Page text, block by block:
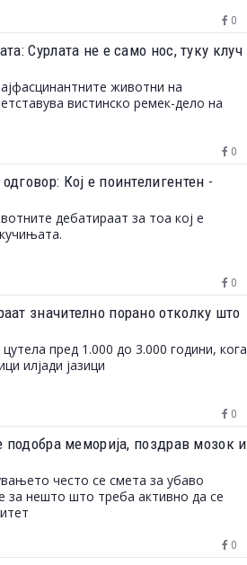
0
Сурлата не е само нос, туку клуч
животни на
вистинско ремек-дело на
0
Кој е поинтелигентен -
дебатираат за тоа кој е
0
значително порано отколку што
пред 1.000 до 3.000 години, кога
илјади јазици
0
подобра меморија, поздрав мозок и
често се смета за убаво
нешто што треба активно да се
0